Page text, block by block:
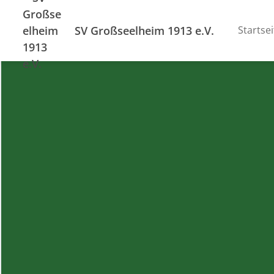
SV Großseelheim 1913 e.V.